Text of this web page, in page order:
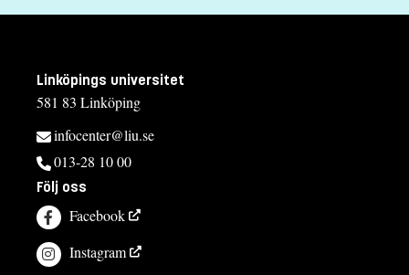
Linköpings universitet
581 83 Linköping
infocenter@liu.se
013-28 10 00
Följ oss
Facebook
Instagram